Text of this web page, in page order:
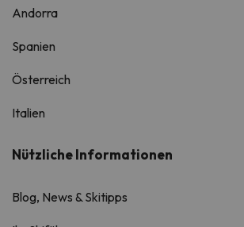
Andorra
Spanien
Österreich
Italien
Nützliche Informationen
Blog, News & Skitipps